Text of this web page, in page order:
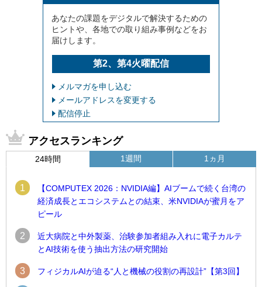
あなたの課題をデジタルで解決するための
ヒントや、各地での取り組み事例などをお
届けします。
第2、第4火曜配信
メルマガを申し込む
メールアドレスを変更する
配信停止
アクセスランキング
24時間
1
【COMPUTEX 2026：NVIDIA編】AIブームで続く台湾の
経済成長とエコシステムとの結束、米NVIDIAが蜜月をア
ピール
2
近大病院と中外製薬、治験参加者組み入れに電子カルテ
とAI技術を使う抽出方法の研究開始
3 フィジカルAIが迫る“人と機械の役割の再設計”【第3回】
1週間 1ヵ月